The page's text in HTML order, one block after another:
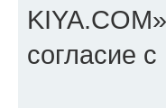
согласие